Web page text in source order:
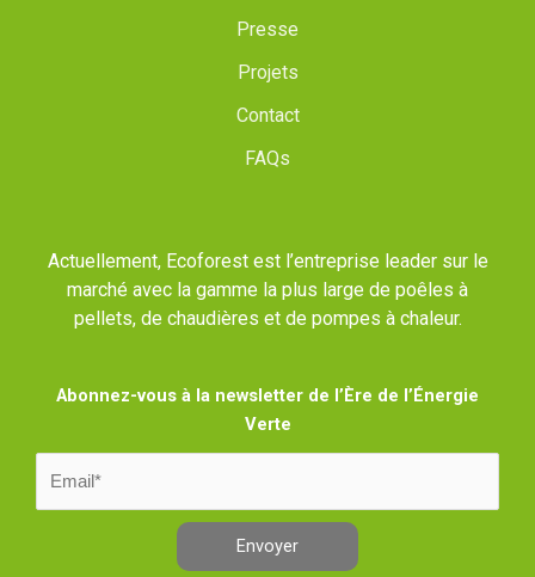
Presse
Projets
Contact
FAQs
Actuellement, Ecoforest est l’entreprise leader sur le
marché avec la gamme la plus large de poêles à
pellets, de chaudières et de pompes à chaleur.
Abonnez-vous à la newsletter de l’Ère de l’Énergie
Verte
Envoyer